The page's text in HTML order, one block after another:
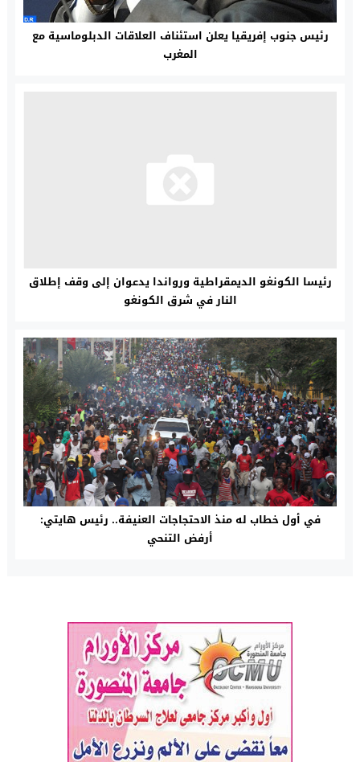
رئيس جنوب إفريقيا يعلن استئناف العلاقات الدبلوماسية مع
المغرب
رئيسا الكونغو الديمقراطية ورواندا يدعوان إلى وقف إطلاق
النار في شرق الكونغو
في أول خطاب له منذ الاحتجاجات العنيفة.. رئيس هايتي:
أرفض التنحي